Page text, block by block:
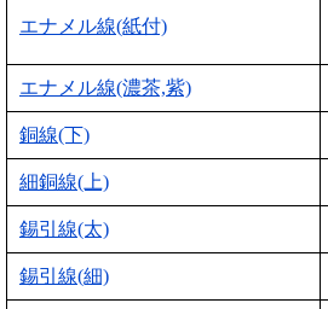
エナメル線(紙付)
エナメル線(濃茶,紫)
銅線(下)
細銅線(上)
錫引線(太)
錫引線(細)